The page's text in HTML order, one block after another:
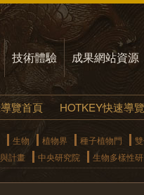
技術體驗 成果網站資源
覽首頁 HOTKEY快速導覽
生物 植物界 種子植物門
計畫 中央研究院 生物多樣性